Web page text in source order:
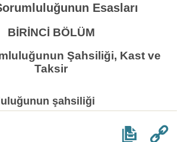
Esasları
BİRİNCİ BÖLÜM
Şahsiliği, Kast ve
Taksir
şahsiliği